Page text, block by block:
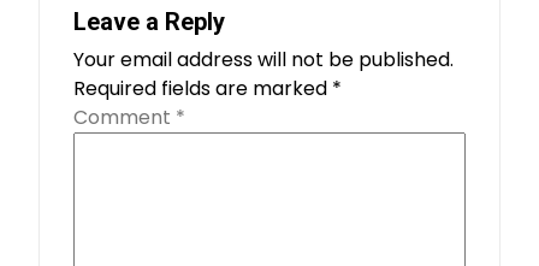
Leave a Reply
Your email address will not be published.
Required fields are marked *
Comment *